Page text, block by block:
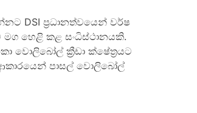
DSI ප්‍රධානත්වයෙන් වර්ෂ
මග හෙළි කළ සංධිස්ථානයකි.
වොලිබෝල් ක්‍රීඩා ක්ෂේත්‍රයට
පාසල් වොලිබෝල්